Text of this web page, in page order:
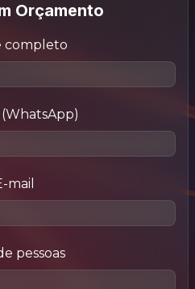
Orçamento
completo
mail
pessoas